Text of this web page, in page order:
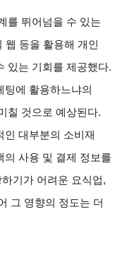
를 뛰어넘을 수 있는
웹 등을 활용해 개인
있는 기회를 제공했다.
에 활용하느냐의
칠 것으로 예상된다.
인 대부분의 소비재
의 사용 및 결제 정보를
기가 어려운 요식업,
그 영향의 정도는 더